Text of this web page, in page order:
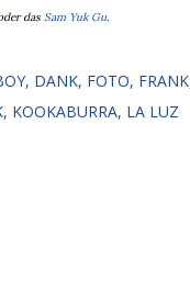
das Sam Yuk Gu.
DANK FOTO FRANK
KOOKABURRA LA LUZ